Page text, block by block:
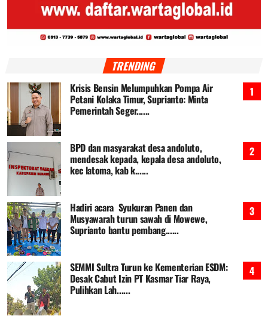
TRENDING
Krisis Bensin Melumpuhkan Pompa Air
Petani Kolaka Timur, Suprianto: Minta
Pemerintah Seger......
BPD dan masyarakat desa andoluto,
mendesak kepada, kepala desa andoluto,
kec latoma, kab k......
Hadiri acara Syukuran Panen dan
Musyawarah turun sawah di Mowewe,
Suprianto bantu pembang......
SEMMI Sultra Turun ke Kementerian ESDM:
Desak Cabut Izin PT Kasmar Tiar Raya,
Pulihkan Lah......